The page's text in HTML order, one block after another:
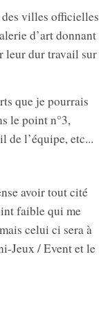
villes officielles
d’art donnant
leur dur travail sur
que je pourrais
le point n°3,
de l’équipe, etc...
avoir tout cité
faible qui me
celui ci sera à
Jeux / Event et le